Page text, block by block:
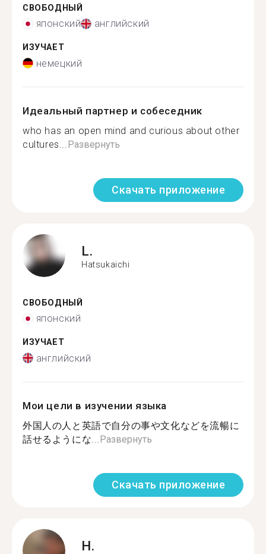
СВОБОДНЫЙ
японский английский
ИЗУЧАЕТ
немецкий
Идеальный партнер и собеседник
who has an open mind and curious about other
cultures... Развернуть
Скачать приложение
L.
Hatsukaichi
СВОБОДНЫЙ
японский
ИЗУЧАЕТ
английский
Мои цели в изучении языка
外国人の人と英語で自分の事や文化などを流暢に
話せるようにな... Развернуть
Скачать приложение
H.